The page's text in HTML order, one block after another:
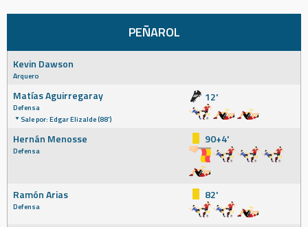
PEÑAROL
Kevin Dawson
Arquero
Matías Aguirregaray
Defensa
Sale por: Edgar Elizalde (88')
12'
Hernán Menosse
Defensa
90+4'
Ramón Arias
Defensa
82'